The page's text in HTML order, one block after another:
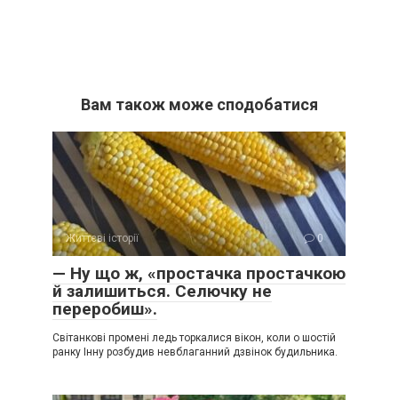
Вам також може сподобатися
Життєві історії 0
— Ну що ж, «простачка простачкою
й залишиться. Селючку не
переробиш».
Світанкові промені ледь торкалися вікон, коли о шостій
ранку Інну розбудив невблаганний дзвінок будильника.